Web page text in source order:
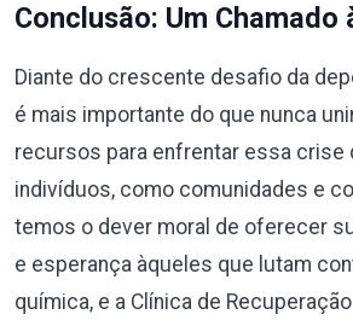
Conclusão: Um Chamado
Diante do crescente desafio da
é mais importante do que nunca
recursos para enfrentar essa crise
indivíduos, como comunidades e
temos o dever moral de oferecer
e esperança àqueles que lutam
química, e a Clínica de